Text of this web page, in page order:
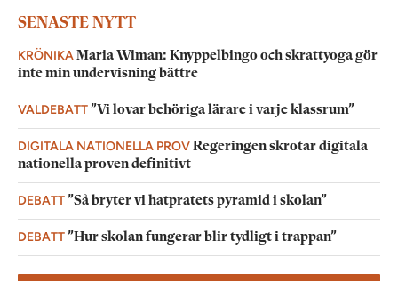
SENASTE NYTT
KRÖNIKA Maria Wiman: Knyppelbingo och skrattyoga gör
inte min undervisning bättre
VALDEBATT”Vi lovar behöriga lärare i varje klassrum”
DIGITALA NATIONELLA PROVRegeringen skrotar digitala
nationella proven definitivt
DEBATT”Så bryter vi hatpratets pyramid i skolan”
DEBATT”Hur skolan fungerar blir tydligt i trappan”